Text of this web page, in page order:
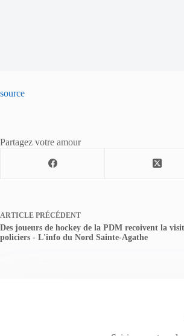
source
Partagez votre amour
ARTICLE PRÉCÉDENT
Des joueurs de hockey de la PDM recoivent la
policiers - L'info du Nord Sainte-Agathe